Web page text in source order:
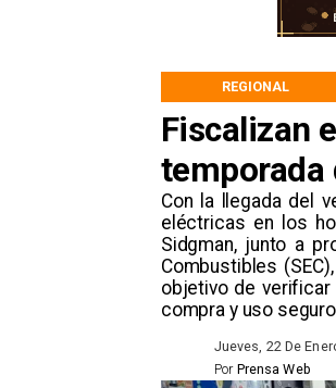
Fiscalizan
temporada
​Con la llegada del
eléctricas en los
Sidgman, junto a
Combustibles
objetivo de verificar
compra y uso
REGIONAL
Jueves, 22 De
Prensa Web
Por